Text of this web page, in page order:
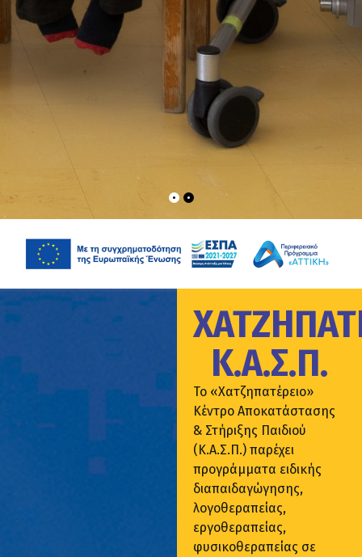
Κ.Α.Σ.Π.
Το «Χατζηπατέρειο»
Κέντρο Αποκατάστασης
& Στήριξης Παιδιού
(Κ.Α.Σ.Π.) παρέχει
προγράμματα ειδικής
διαπαιδαγώγησης,
λογοθεραπείας,
εργοθεραπείας,
φυσικοθεραπείας σε